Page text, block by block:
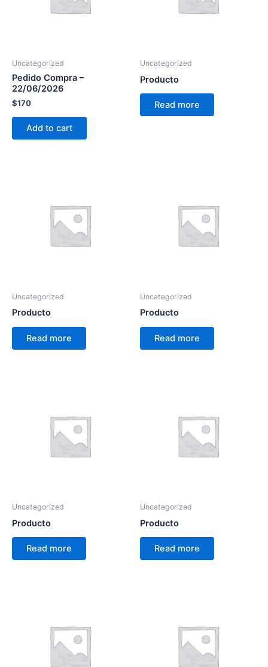
Uncategorized
Pedido Compra –
22/06/2026
$170
Add to cart
Uncategorized
Producto
Read more
Uncategorized
Producto
Read more
Uncategorized
Producto
Read more
Uncategorized
Producto
Read more
Uncategorized
Producto
Read more